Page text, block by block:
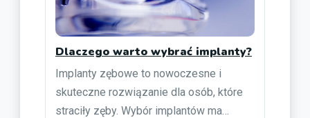
Dlaczego warto wybrać implanty?
Implanty zębowe to nowoczesne i
skuteczne rozwiązanie dla osób, które
straciły zęby. Wybór implantów ma…